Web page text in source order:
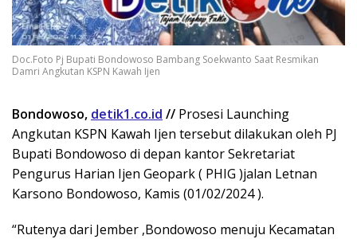
Doc.Foto Pj Bupati Bondowoso Bambang Soekwanto Saat Resmikan
Damri Angkutan KSPN Kawah Ijen
Bondowoso, detik1.co.id // Prosesi Launching
Angkutan KSPN Kawah Ijen tersebut dilakukan oleh PJ
Bupati Bondowoso di depan kantor Sekretariat
Pengurus Harian Ijen Geopark ( PHIG )jalan Letnan
Karsono Bondowoso, Kamis (01/02/2024 ).
“Rutenya dari Jember ,Bondowoso menuju Kecamatan